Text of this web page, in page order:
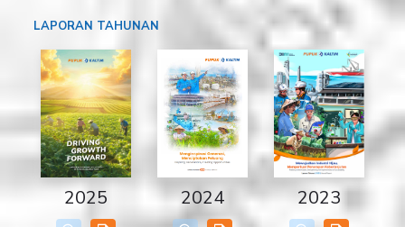
LAPORAN TAHUNAN
2025 2024 2023